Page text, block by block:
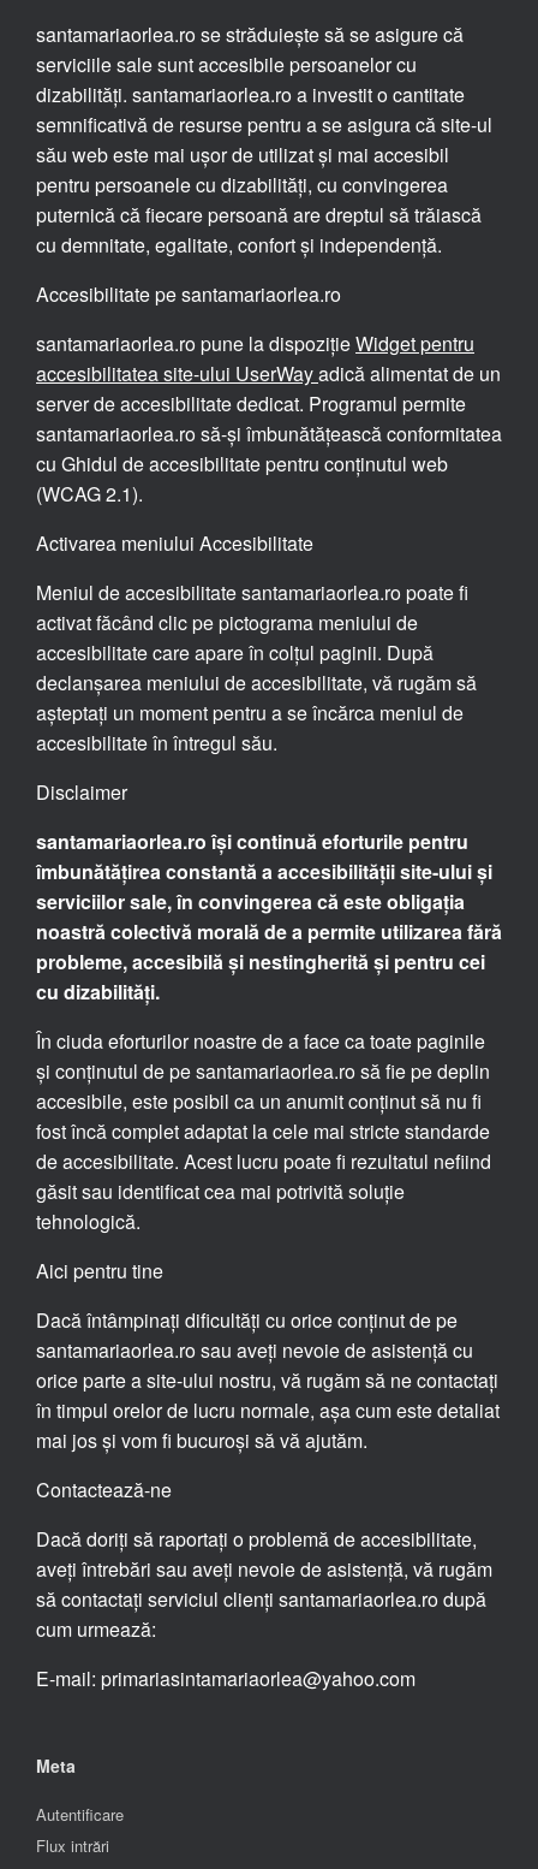
santamariaorlea.ro se străduiește să se asigure că
serviciile sale sunt accesibile persoanelor cu
dizabilități. santamariaorlea.ro a investit o cantitate
semnificativă de resurse pentru a se asigura că site-ul
său web este mai ușor de utilizat și mai accesibil
pentru persoanele cu dizabilități, cu convingerea
puternică că fiecare persoană are dreptul să trăiască
cu demnitate, egalitate, confort și independență.
Accesibilitate pe santamariaorlea.ro
santamariaorlea.ro pune la dispozițieWidget pentru
accesibilitatea site-ului UserWayadică alimentat de un
server de accesibilitate dedicat. Programul permite
santamariaorlea.ro să-și îmbunătățească conformitatea
cu Ghidul de accesibilitate pentru conținutul web
(WCAG 2.1).
Activarea meniului Accesibilitate
Meniul de accesibilitate santamariaorlea.ro poate fi
activat făcând clic pe pictograma meniului de
accesibilitate care apare în colțul paginii. După
declanșarea meniului de accesibilitate, vă rugăm să
așteptați un moment pentru a se încărca meniul de
accesibilitate în întregul său.
Disclaimer
santamariaorlea.ro își continuă eforturile pentru
îmbunătățirea constantă a accesibilității site-ului și
serviciilor sale, în convingerea că este obligația
noastră colectivă morală de a permite utilizarea fără
probleme, accesibilă și nestingherită și pentru cei
cu dizabilități.
În ciuda eforturilor noastre de a face ca toate paginile
și conținutul de pe santamariaorlea.ro să fie pe deplin
accesibile, este posibil ca un anumit conținut să nu fi
fost încă complet adaptat la cele mai stricte standarde
de accesibilitate. Acest lucru poate fi rezultatul nefiind
găsit sau identificat cea mai potrivită soluție
tehnologică.
Aici pentru tine
Dacă întâmpinați dificultăți cu orice conținut de pe
santamariaorlea.ro sau aveți nevoie de asistență cu
orice parte a site-ului nostru, vă rugăm să ne contactați
în timpul orelor de lucru normale, așa cum este detaliat
mai jos și vom fi bucuroși să vă ajutăm.
Contactează-ne
Dacă doriți să raportați o problemă de accesibilitate,
aveți întrebări sau aveți nevoie de asistență, vă rugăm
să contactați serviciul clienți santamariaorlea.ro după
cum urmează:
E-mail: primariasintamariaorlea@yahoo.com
Meta
Autentificare
Flux intrări